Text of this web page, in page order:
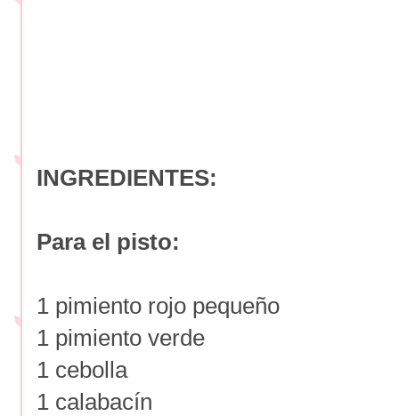
INGREDIENTES:
Para el pisto:
1 pimiento rojo pequeño
1 pimiento verde
1 cebolla
1 calabacín